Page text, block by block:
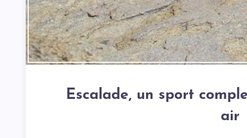
Escalade, un sport
air